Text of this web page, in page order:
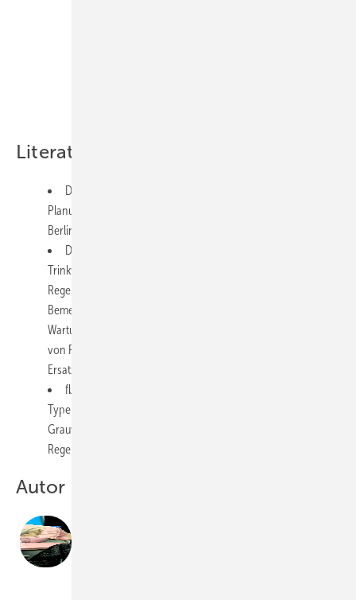
Literatur
DIN 1989-1:2002-04. Regenwassernutzungsanlagen, Teil 1:
Planung, Ausführung, Betrieb und Wartung. Beuth Verlag.
Berlin, April 2002
DIN EN 16 941-1:2018-06. Vor-Ort Anlagen für Nicht-
Trinkwasser – Teil 1: Anlagen für die Verwendung von
Regenwasser. Diese ­europäische Norm legt Planung,
Bemessung, Einbau, Kennzeichnung, Inbetriebnahme und
Wartung von Regenwassernutzungs­anlagen zur Verwendung
von ­Regenwasser für verschiedene Nutzungen vor Ort als
Ersatz für Trinkwasser fest. Beuth Verlag. Berlin, 2018.
fbr-Marktübersicht. Ein Produktkatalog von Fabrikaten und
Typen unterschiedlicher Hersteller, u. a. zu Regenwasser- und
Grauwasserrecycling. Hrsg.: Fachvereinigung Betriebs- und
Regenwassernutzung e.V. (fbr). Darmstadt, 2019.
Autor